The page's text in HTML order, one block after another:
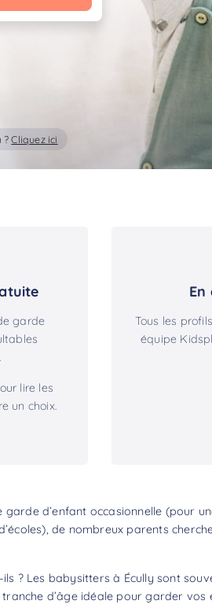
?Cliquez ici
garde
lire les
un choix.
En
Tous les
équipe
garde d’enfant occasionnelle (pour
de nombreux parents
? Les babysitters à Écully sont
d’âge idéale pour garder vos